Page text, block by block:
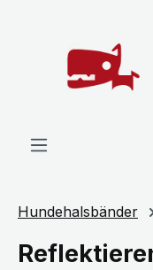
Hundehalsbänder